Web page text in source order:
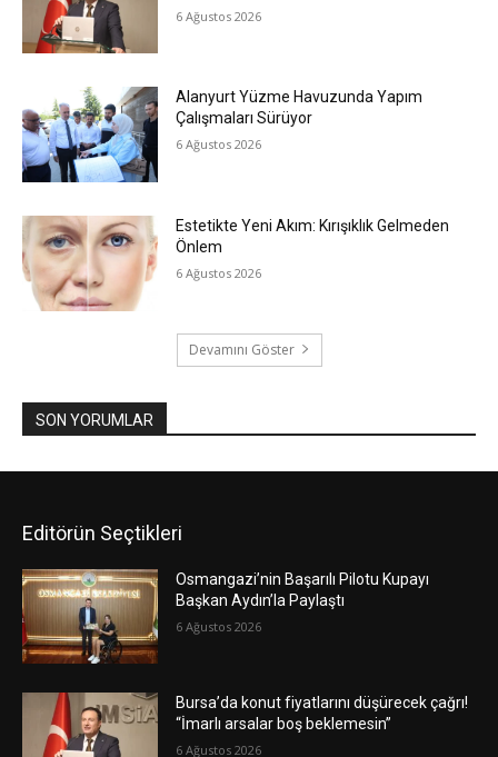
6 Ağustos 2026
Alanyurt Yüzme Havuzunda Yapım
Çalışmaları Sürüyor
6 Ağustos 2026
Estetikte Yeni Akım: Kırışıklık Gelmeden
Önlem
6 Ağustos 2026
Devamını Göster
SON YORUMLAR
Editörün Seçtikleri
Osmangazi’nin Başarılı Pilotu Kupayı
Başkan Aydın’la Paylaştı
6 Ağustos 2026
Bursa’da konut fiyatlarını düşürecek çağrı!
“İmarlı arsalar boş beklemesin”
6 Ağustos 2026